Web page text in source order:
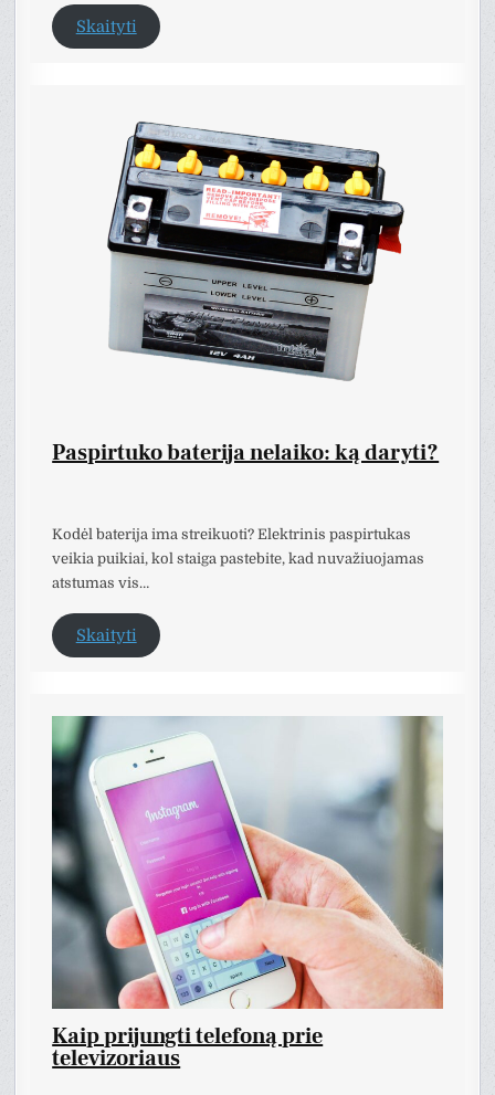
Skaityti
Paspirtuko baterija nelaiko: ką daryti?
Kodėl baterija ima streikuoti? Elektrinis paspirtukas
veikia puikiai, kol staiga pastebite, kad nuvažiuojamas
atstumas vis…
Skaityti
Kaip prijungti telefoną prie
televizoriaus